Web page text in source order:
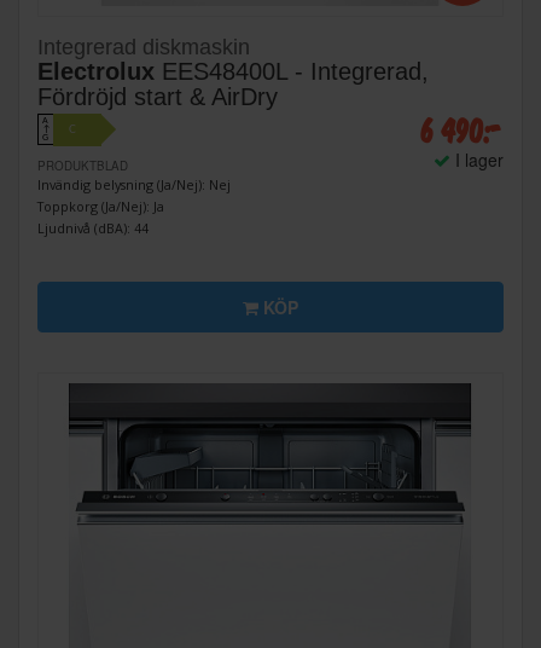
Integrerad diskmaskin
Electrolux EES48400L - Integrerad,
Fördröjd start & AirDry
A
↑
G
C
PRODUKTBLAD
Invändig belysning (Ja/Nej): Nej
Toppkorg (Ja/Nej): Ja
Ljudnivå (dBA): 44
6 490:-
I lager
KÖP